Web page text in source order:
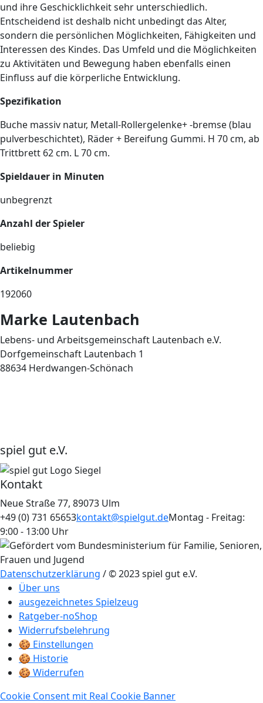
und ihre Geschicklichkeit sehr unterschiedlich.
Entscheidend ist deshalb nicht unbedingt das Alter,
sondern die persönlichen Möglichkeiten, Fähigkeiten und
Interessen des Kindes. Das Umfeld und die Möglichkeiten
zu Aktivitäten und Bewegung haben ebenfalls einen
Einfluss auf die körperliche Entwicklung.
Spezifikation
Buche massiv natur, Metall-Rollergelenke+ -bremse (blau
pulverbeschichtet), Räder + Bereifung Gummi. H 70 cm, ab
Trittbrett 62 cm. L 70 cm.
Spieldauer in Minuten
unbegrenzt
Anzahl der Spieler
beliebig
Artikelnummer
192060
Marke Lautenbach
Lebens- und Arbeitsgemeinschaft Lautenbach e.V.
Dorfgemeinschaft Lautenbach 1
88634 Herdwangen-Schönach
spiel gut e.V.
Kontakt
Neue Straße 77, 89073 Ulm
+49 (0) 731 65653kontakt@spielgut.deMontag - Freitag:
9:00 - 13:00 Uhr
Datenschutzerklärung / © 2023 spiel gut e.V.
Über uns
ausgezeichnetes Spielzeug
Ratgeber-noShop
Widerrufsbelehrung
🍪 Einstellungen
🍪 Historie
🍪 Widerrufen
Cookie Consent mit Real Cookie Banner